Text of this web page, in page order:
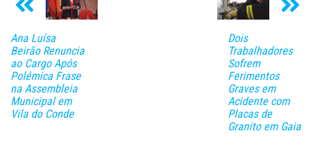
Ana Luísa
Beirão Renuncia
ao Cargo Após
Polémica Frase
na Assembleia
Municipal em
Vila do Conde
Dois
Trabalhadores
Sofrem
Ferimentos
Graves em
Acidente com
Placas de
Granito em Gaia